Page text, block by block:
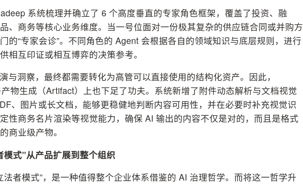
系统梳理并确立了 6 个高度垂直的专家角色框架，覆盖了投资、融
、商务等核心业务维度。当一号位面对一份极其复杂的供应链合同或并购方
的“专家会诊”。不同角色的 Agent 会根据各自的领域知识与底层规则，进行
相互印证或相互博弈的决策参考。
与洞察，最终都需要转化为高管可以直接使用的结构化资产。因此，
物生成（Artifact）上也下足了功夫。系统新增了附件动态解析与文档视觉
、图片或长文档，能够更稳健地判断内容可用性，并在必要时补充视觉识
性商务名片渲染等视觉能力，确保 AI 输出的内容不仅是对的，而且是格式
商业级产物。
式”从产品扩展到整个组织
法者模式”，是一种值得整个企业体系借鉴的 AI 治理哲学。而将这一哲学升